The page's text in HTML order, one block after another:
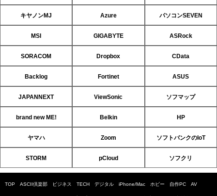
キヤノンMJ Azure パソコンSEVEN
MSI GIGABYTE ASRock
SORACOM Dropbox CData
Backlog Fortinet ASUS
JAPANNEXT ViewSonic ソフマップ
brand new ME! Belkin HP
ヤマハ Zoom ソフトバンクのIoT
STORM pCloud ソフクリ
TOP ASCII倶楽部 ビジネス TECH デジタル iPhone/Mac ホビー 自作PC AV